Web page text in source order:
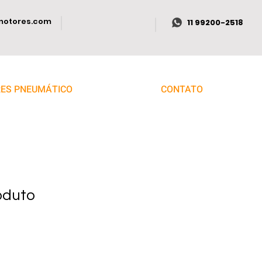
11 99200-2518
PNEUMÁTICO CONTATO